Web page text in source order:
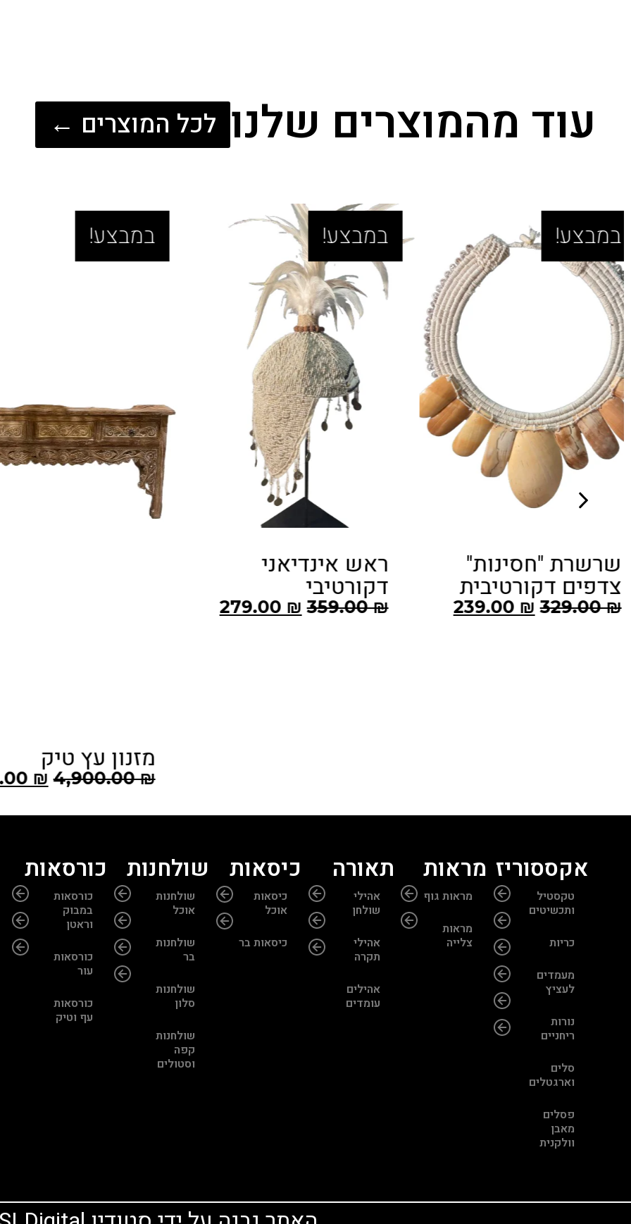
עוד מהמוצרים שלנו לכל המוצרים ←
במבצע!
ראש אינדיאני
דקורטיבי
359.00₪
279.00₪
במבצע! במבצע!
אקססוריז
טקסטיל
ותכשיטים
כריות
מעמדים
לעציץ
נורות
ריחניים
סלים
וארגטלים
פסלים
מאבן
וולקנית
מראות
מראות גוף
מראות
צלייה
תאורה
אהילי
שולחן
אהילי
תקרה
אהילים
עומדים
כיסאות
כיסאות
אוכל
כיסאות בר
שולחנות
שולחנות
אוכל
שולחנות
בר
שולחנות
סלון
שולחנות
קפה
וסטולים
כורסאות
כורסאות
במבוק
וראטן
כורסאות
עור
כורסאות
עף וטיק